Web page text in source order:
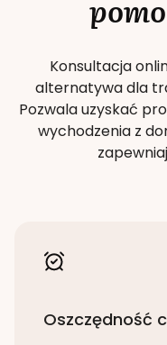
Konsultacja
alternatywa dla
Pozwala uzyskać
wychodzenia z
Oszczędność